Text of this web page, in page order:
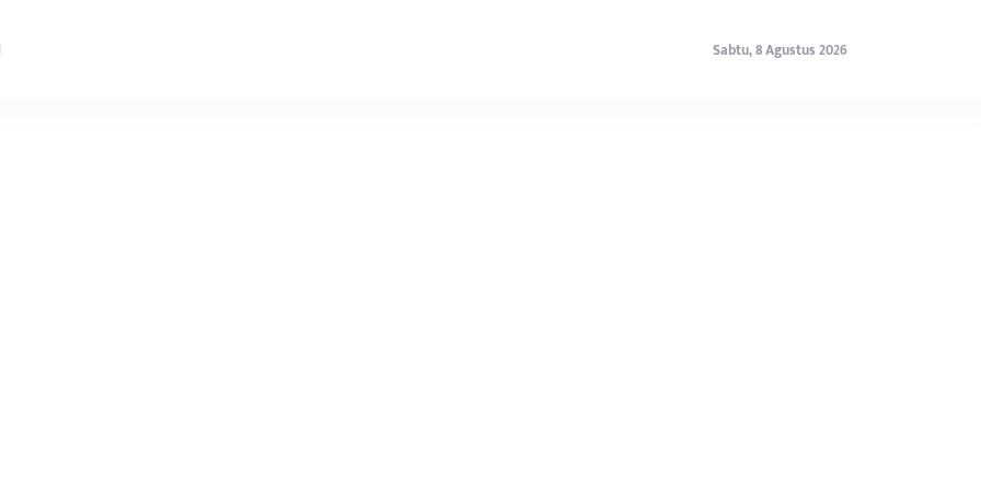
Sabtu, 8 Agustus 2026